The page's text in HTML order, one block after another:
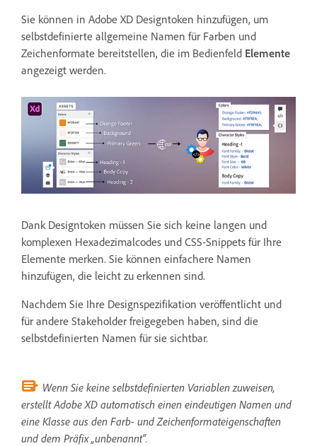
Sie können in Adobe XD Designtoken hinzufügen, um
selbstdefinierte allgemeine Namen für Farben und
Zeichenformate bereitstellen, die im Bedienfeld Elemente
angezeigt werden.
Dank Designtoken müssen Sie sich keine langen und
komplexen Hexadezimalcodes und CSS-Snippets für Ihre
Elemente merken. Sie können einfachere Namen
hinzufügen, die leicht zu erkennen sind.
Nachdem Sie Ihre Designspezifikation veröffentlicht und
für andere Stakeholder freigegeben haben, sind die
selbstdefinierten Namen für sie sichtbar.
Wenn Sie keine selbstdefinierten Variablen zuweisen,
erstellt Adobe XD automatisch einen eindeutigen Namen und
eine Klasse aus den Farb- und Zeichenformateigenschaften
und dem Präfix „unbenannt“.